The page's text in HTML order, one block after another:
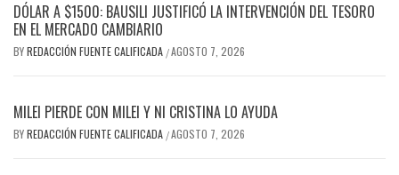
DÓLAR A $1500: BAUSILI JUSTIFICÓ LA INTERVENCIÓN DEL TESORO
EN EL MERCADO CAMBIARIO
BYREDACCIÓN FUENTE CALIFICADA /AGOSTO 7, 2026
MILEI PIERDE CON MILEI Y NI CRISTINA LO AYUDA
BYREDACCIÓN FUENTE CALIFICADA /AGOSTO 7, 2026